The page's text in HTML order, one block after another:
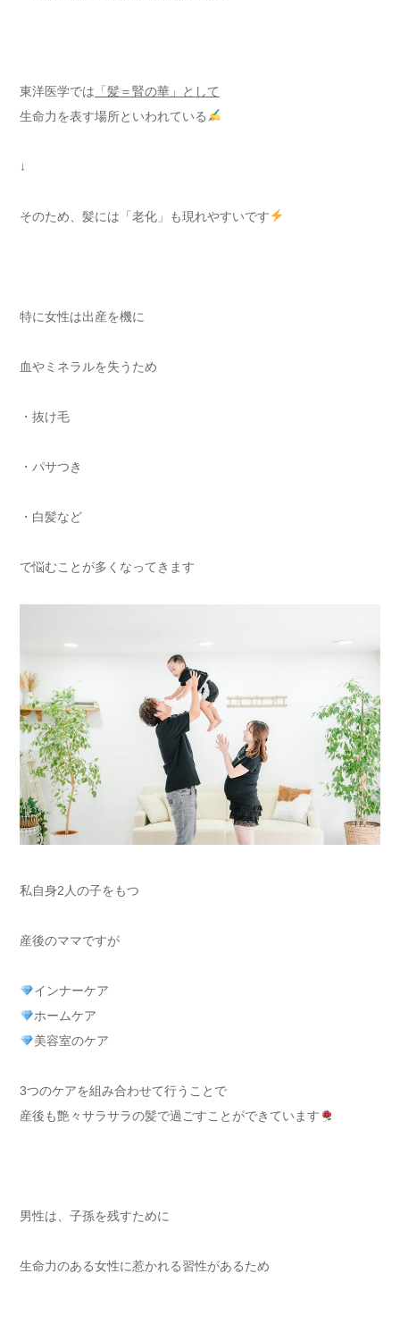
東洋医学では 「髪＝腎の華」として
生命力を表す場所といわれている
↓
そのため、髪には「老化」も現れやすいです
特に女性は出産を機に
血やミネラルを失うため
・抜け毛
・パサつき
・白髪など
で悩むことが多くなってきます
私自身2人の子をもつ
産後のママですが
インナーケア
ホームケア
美容室のケア
3つのケアを組み合わせて行うことで
産後も艶々サラサラの髪で過ごすことができています
男性は、子孫を残すために
生命力のある女性に惹かれる習性があるため